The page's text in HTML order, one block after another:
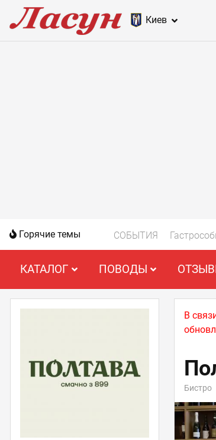
Киев
Горячие темы СОБЫТИЯ
КАТАЛОГ ПОВОДЫ
В
Бистро